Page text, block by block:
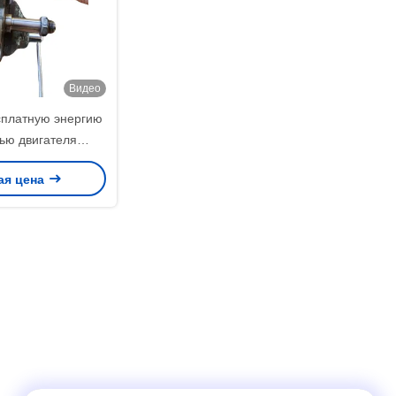
Видео
энергию
двигателя
тока и
генератора с
цена